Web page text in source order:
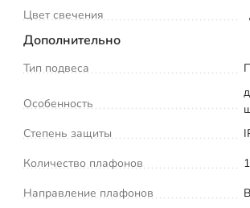
Цвет свечения
Дополнительно
Тип подвеса
Особенность
Степень защиты
Количество плафонов
1
Направление плафонов